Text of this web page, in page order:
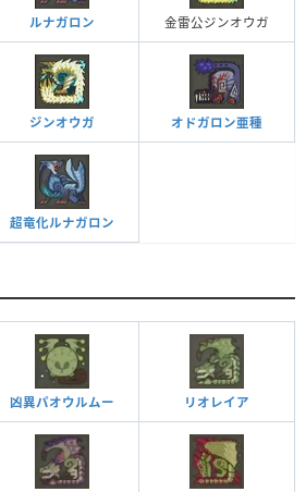
ルナガロン 金雷公ジンオウガ
ジンオウガ オドガロン亜種
超竜化ルナガロン
凶異パオウルムー リオレイア